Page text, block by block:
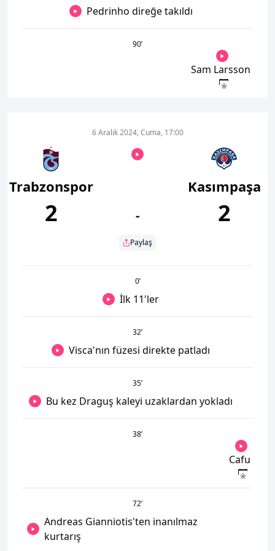
Pedrinho direğe takıldı
90’
Sam Larsson
Trabzonspor
2
6 Aralık 2024, Cuma, 17:00
-
Paylaş
Kasımpaşa
2
0’
İlk 11'ler
32’
Visca'nın füzesi direkte patladı
35’
Bu kez Draguş kaleyi uzaklardan yokladı
38’
Cafu
72’
Andreas Gianniotis'ten inanılmaz
kurtarış